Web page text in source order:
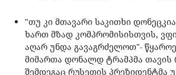
"თუ კი მთავარი საკითხი
ხართ მზად კომპრომისისთვის,
აღარ უნდა გავაგრძელოთ"-
მიმართა დონალდ ტრამპმა თავის
შემდეგაც რუსეთის პრეზიდენტმა